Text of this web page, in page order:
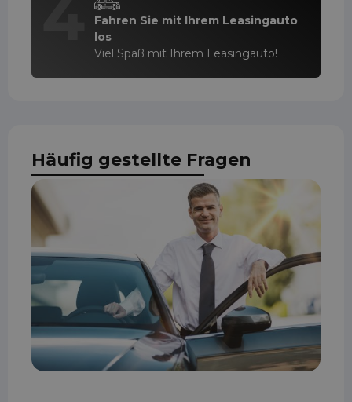
Fahren Sie mit Ihrem Leasingauto
los
Viel Spaß mit Ihrem Leasingauto!
Häufig gestellte Fragen